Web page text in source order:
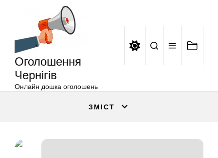
Оголошення
Чернігів
Онлайн дошка оголошень
ЗМІСТ